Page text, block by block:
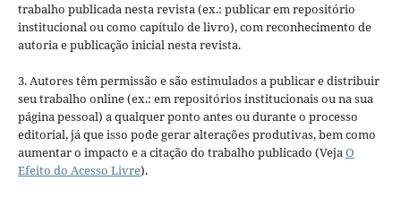
trabalho publicada nesta revista (ex.: publicar em repositório
institucional ou como capítulo de livro), com reconhecimento de
autoria e publicação inicial nesta revista.
3. Autores têm permissão e são estimulados a publicar e distribuir
seu trabalho online (ex.: em repositórios institucionais ou na sua
página pessoal) a qualquer ponto antes ou durante o processo
editorial, já que isso pode gerar alterações produtivas, bem como
aumentar o impacto e a citação do trabalho publicado (VejaO
Efeito do Acesso Livre).